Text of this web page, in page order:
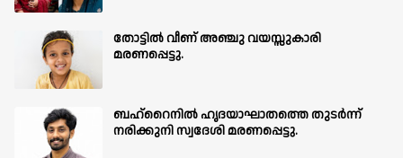
തോട്ടിൽ വീണ് അഞ്ചു വയസ്സുകാരി
മരണപ്പെട്ടു.
ബഹ്‌റൈനിൽ ഹൃദയാഘാതത്തെ തുടർന്ന്
നരിക്കുനി സ്വദേശി മരണപ്പെട്ടു.